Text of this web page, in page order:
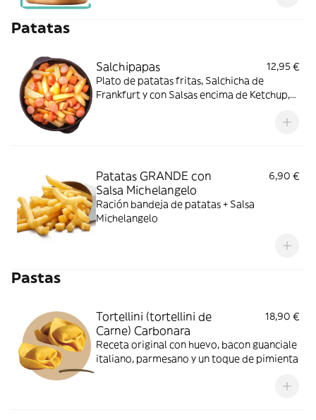
Patatas
Salchipapas
12,95 €
Plato de patatas fritas, Salchicha de
Frankfurt y con Salsas encima de Ketchup,
Patatas GRANDE con
Salsa Michelangelo
6,90 €
Ración bandeja de patatas + Salsa
Michelangelo
Pastas
Tortellini (tortellini de
Carne) Carbonara
18,90 €
Receta original con huevo, bacon guanciale
italiano, parmesano y un toque de pimienta